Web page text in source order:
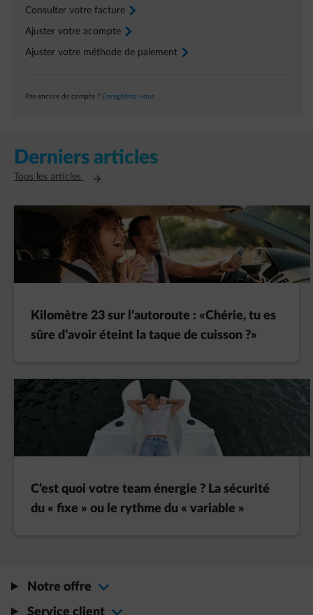
Consulter votre facture arrow-right
Ajuster votre acompte arrow-right
Ajuster votre méthode de paiement arrow-right
Pas encore de compte ? Enregistrez-vous
Derniers articles
Tous les articles Ouvre un nouvel onglet
Kilomètre 23 sur l’autoroute : «Chérie, tu es
sûre d’avoir éteint la taque de cuisson ?»
C’est quoi votre team énergie ? La sécurité
du « fixe » ou le rythme du « variable »
Notre offre
Service client